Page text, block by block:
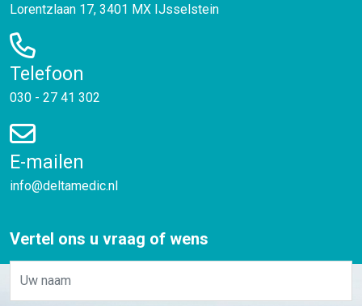
Lorentzlaan 17, 3401 MX IJsselstein
Telefoon
030 - 27 41 302
E-mailen
info@deltamedic.nl
Vertel ons u vraag of wens